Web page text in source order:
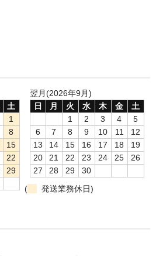
土
1
8
15
22
29
翌月(2026年9月)
日
月 火 水 木 金
土
1
2 3 4
5
6
7 8 9 10 11
12
13
14 15 16 17 18
19
20
21 22 23 24 25
26
27
28 29
30
(
発送業務休日)